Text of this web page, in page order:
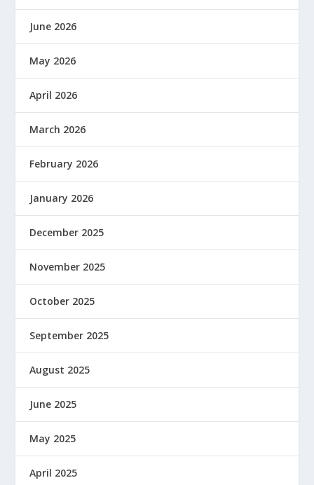
June 2026
May 2026
April 2026
March 2026
February 2026
January 2026
December 2025
November 2025
October 2025
September 2025
August 2025
June 2025
May 2025
April 2025